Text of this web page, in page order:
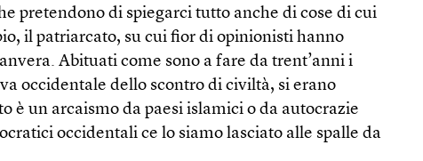
pretendono di spiegarci tutto anche di cose di cui
il patriarcato, su cui fior di opinionisti hanno
Abituati come sono a fare da trent’anni i
occidentale dello scontro di civiltà, si erano
è un arcaismo da paesi islamici o da autocrazie
occidentali ce lo siamo lasciato alle spalle da